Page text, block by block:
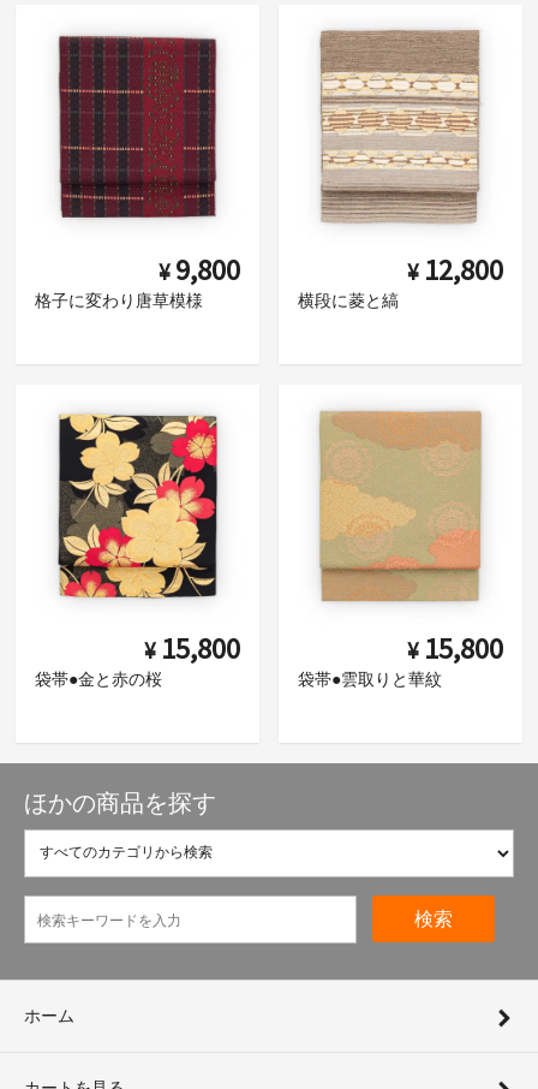
¥ 9,800
格子に変わり唐草模様
¥ 12,800
横段に菱と縞
¥ 15,800
袋帯●金と赤の桜
¥ 15,800
袋帯●雲取りと華紋
ほかの商品を探す
検索
ホーム